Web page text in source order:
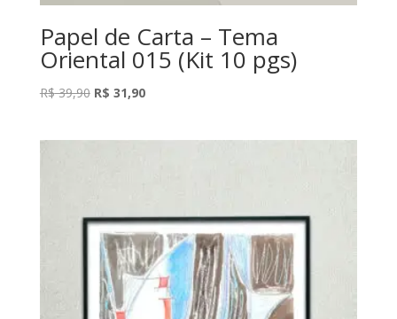
Papel de Carta – Tema
Oriental 015 (Kit 10 pgs)
R$39,90 O
R$ 31,90O